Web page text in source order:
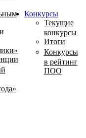
Конкурсы
Текущие
конкурсы
Итоги
Конкурсы
в рейтинг
ПОО